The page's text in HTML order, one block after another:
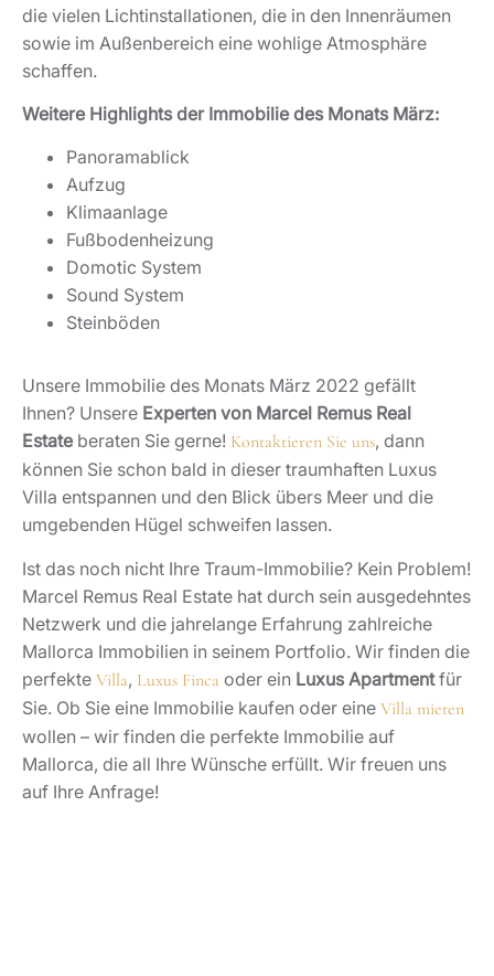
die vielen Lichtinstallationen, die in den Innenräumen
sowie im Außenbereich eine wohlige Atmosphäre
schaffen.
Weitere Highlights der Immobilie des Monats März:
Panoramablick
Aufzug
Klimaanlage
Fußbodenheizung
Domotic System
Sound System
Steinböden
Unsere Immobilie des Monats März 2022 gefällt
Ihnen? Unsere Experten von Marcel Remus Real
Estate beraten Sie gerne! Kontaktieren Sie uns, dann
können Sie schon bald in dieser traumhaften Luxus
Villa entspannen und den Blick übers Meer und die
umgebenden Hügel schweifen lassen.
Ist das noch nicht Ihre Traum-Immobilie? Kein Problem!
Marcel Remus Real Estate hat durch sein ausgedehntes
Netzwerk und die jahrelange Erfahrung zahlreiche
Mallorca Immobilien in seinem Portfolio. Wir finden die
perfekte Villa, Luxus Finca oder ein Luxus Apartmentfür
Sie. Ob Sie eine Immobilie kaufen oder eine Villa mieten
wollen – wir finden die perfekte Immobilie auf
Mallorca, die all Ihre Wünsche erfüllt. Wir freuen uns
auf Ihre Anfrage!